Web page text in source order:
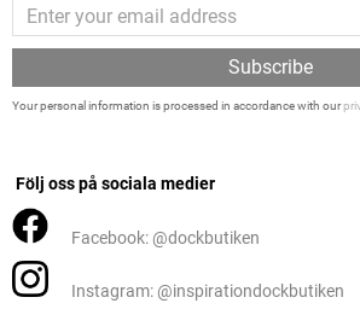
Subscribe
Your personal information is processed in accordance with our
Följ oss på sociala medier
Facebook: @dockbutiken
Instagram: @inspirationdockbutiken